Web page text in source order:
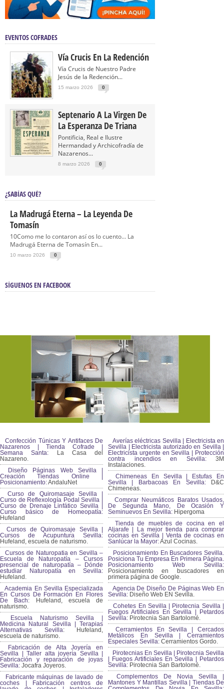
EVENTOS COFRADES
Vía Crucis En La Redención
Vía Crucis de Nuestro Padre
Jesús de la Redención...
15 marzo 2026 0
Septenario A La Virgen De
La Esperanza De Triana
Pontificia, Real e Ilustre
Hermandad y Archicofradía de
Nazarenos...
8 marzo 2026 0
¿SABÍAS QUÉ?
La Madrugá Eterna – La Leyenda De
Tomasín
10Como me lo contaron así os lo cuento… La
Madrugá Eterna de Tomasín En...
10 marzo 2026 0
SÍGUENOS EN FACEBOOK
Confección Túnicas Y Antifaces De
Nazarenos | Tienda Cofrade |
Semana Santa: La Casa del
Nazareno.
Diseño Páginas Web Sevilla |
Creación Tiendas Online |
Posicionamiento:AndaluNet
Curso de Quiromasaje Sevilla |
Curso de Reflexología Podal Sevilla |
Curso de Drenaje Linfático Sevilla |
Curso básico de Homeopatía:
Hufeland
Cursos de Quiromasaje Sevilla |
Cursos de Acupuntura Sevilla:
Hufeland, escuela de naturismo.
Cursos de Naturopatia en Sevilla –
Escuela de Naturopatía – Cursos
presencial de naturopatía – Dónde
estudiar Naturopatía en Sevilla:
Hufeland.
Academia En Sevilla Especializada
En Cursos De Formación En Flores
De Bach: Hufeland, escuela de
naturismo.
Escuela Naturismo Sevilla |
Medicina Natural Sevilla | Terapias
Alternativas Sevilla: Hufeland,
escuela de naturismo.
Fabricación de Alta Joyería en
Sevilla | Taller alta joyería Sevilla |
Fabricación y reparación de joyas
Sevilla: Jocafra Joyeros.
Fabricante máquinas de lavado de
coches | Fabricación centros de
Averías eléctricas Sevilla | Electricista en
Sevilla | Electricista autorizado en Sevilla |
Electricista urgente en Sevilla | Protección
contra incendios en Sevilla:3M
Instalaciones.
Chimeneas En Sevilla | Estufas En
Sevilla | Barbacoas En Sevilla:D&C
Chimeneas.
Comprar Neumáticos Baratos Usados,
De Segunda Mano, De Ocasión Y
Seminuevos En Sevilla: Hipergoma
Tienda de muebles de cocina en el
Aljarafe | La mejor tienda para comprar
cocinas en Sevilla | Venta de cocinas en
Sanlúcar la Mayor:Azul Cocinas.
Posicionamiento En Buscadores Sevilla.
Posiciona Tu Empresa En Primera Página.
Posicionamiento Web Sevilla:
Posicionamiento en buscadores en
primera página de Google.
Agencia De Diseño De Páginas Web En
Sevilla: Diseño Web EN Sevilla.
Cohetes En Sevilla | Pirotecnia Sevilla |
Fuegos Artificiales En Sevilla | Petardos
Sevilla: Pirotecnia San Bartolomé.
Cerramientos En Sevilla | Cercados
Metálicos En Sevilla | Cerramientos
Especiales Sevilla: Cerramientos Gordo.
Pirotecnias En Sevilla | Pirotecnia Sevilla
| Fuegos Artificiales En Sevilla | Petardos
Sevilla: Pirotecnia San Bartolomé.
Complementos De Novia Sevilla |
Mantones Y Mantillas Sevilla | Tiendas De